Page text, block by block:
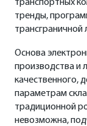
транспортных
тренды,
трансграничной
Основа
производства и
качественного,
параметрам
традиционной
невозможна,
В
Retail Party с